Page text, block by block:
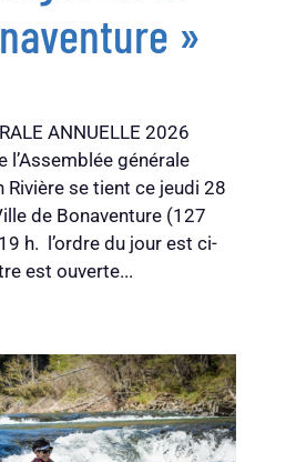
»
ANNUELLE 2026
l’Assemblée générale
Rivière se tient ce jeudi 28
de Bonaventure (127
h. l’ordre du jour est ci-
est ouverte...